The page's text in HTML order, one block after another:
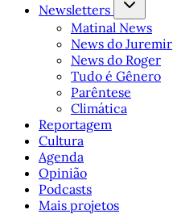
Newsletters
Matinal News
News do Juremir
News do Roger
Tudo é Gênero
Parêntese
Climática
Reportagem
Cultura
Agenda
Opinião
Podcasts
Mais projetos